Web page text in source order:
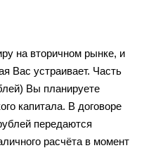
на вторичном рынке, и
Вас устраивает. Часть
Вы планируете
капитала. В договоре
передаются
расчёта в момент